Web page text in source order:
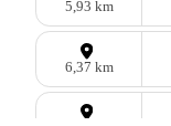
5,93 km
6,37 km